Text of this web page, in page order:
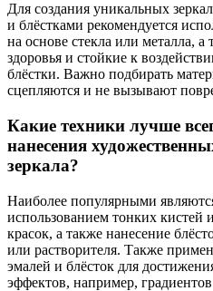
Для создания уникальных
и блёстками рекомендуется
на основе стекла или металла, а
здоровья и стойкие к
блёстки. Важно подбирать
сцепляются и не вызывают
Какие техники лучше
нанесения
зеркала?
Наиболее популярными
использованием тонких кистей
красок, а также нанесение
или растворителя. Также
эмалей и блёсток для
эффектов, например,